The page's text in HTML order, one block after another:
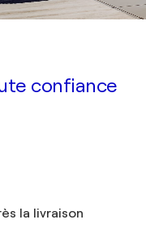
confiance
la livraison